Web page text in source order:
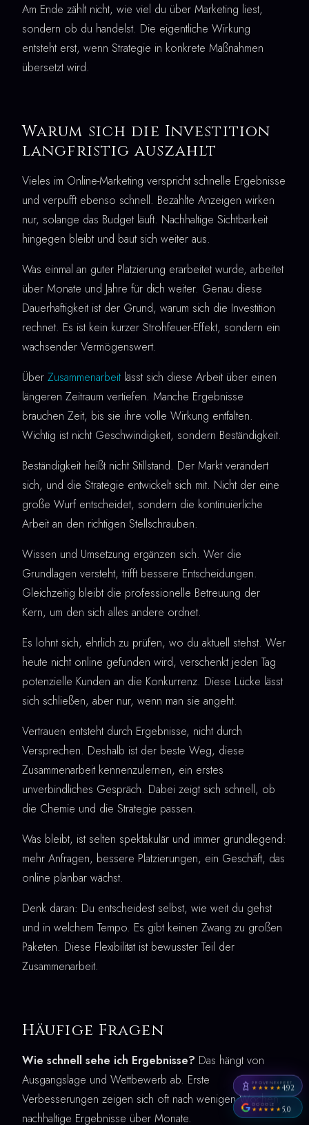
Am Ende zählt nicht, wie viel du über Marketing liest,
sondern ob du handelst. Die eigentliche Wirkung
entsteht erst, wenn Strategie in konkrete Maßnahmen
übersetzt wird.
Warum sich die Investition
langfristig auszahlt
Vieles im Online-Marketing verspricht schnelle Ergebnisse
und verpufft ebenso schnell. Bezahlte Anzeigen wirken
nur, solange das Budget läuft. Nachhaltige Sichtbarkeit
hingegen bleibt und baut sich weiter aus.
Was einmal an guter Platzierung erarbeitet wurde, arbeitet
über Monate und Jahre für dich weiter. Genau diese
Dauerhaftigkeit ist der Grund, warum sich die Investition
rechnet. Es ist kein kurzer Strohfeuer-Effekt, sondern ein
wachsender Vermögenswert.
Über Zusammenarbeit lässt sich diese Arbeit über einen
längeren Zeitraum vertiefen. Manche Ergebnisse
brauchen Zeit, bis sie ihre volle Wirkung entfalten.
Wichtig ist nicht Geschwindigkeit, sondern Beständigkeit.
Beständigkeit heißt nicht Stillstand. Der Markt verändert
sich, und die Strategie entwickelt sich mit. Nicht der eine
große Wurf entscheidet, sondern die kontinuierliche
Arbeit an den richtigen Stellschrauben.
Wissen und Umsetzung ergänzen sich. Wer die
Grundlagen versteht, trifft bessere Entscheidungen.
Gleichzeitig bleibt die professionelle Betreuung der
Kern, um den sich alles andere ordnet.
Es lohnt sich, ehrlich zu prüfen, wo du aktuell stehst. Wer
heute nicht online gefunden wird, verschenkt jeden Tag
potenzielle Kunden an die Konkurrenz. Diese Lücke lässt
sich schließen, aber nur, wenn man sie angeht.
Vertrauen entsteht durch Ergebnisse, nicht durch
Versprechen. Deshalb ist der beste Weg, diese
Zusammenarbeit kennenzulernen, ein erstes
unverbindliches Gespräch. Dabei zeigt sich schnell, ob
die Chemie und die Strategie passen.
Was bleibt, ist selten spektakulär und immer grundlegend:
mehr Anfragen, bessere Platzierungen, ein Geschäft, das
online planbar wächst.
Denk daran: Du entscheidest selbst, wie weit du gehst
und in welchem Tempo. Es gibt keinen Zwang zu großen
Paketen. Diese Flexibilität ist bewusster Teil der
Zusammenarbeit.
Häufige Fragen
Wie schnell sehe ich Ergebnisse? Das hängt von
Ausgangslage und Wettbewerb ab. Erste
Verbesserungen zeigen sich oft nach wenigen Wochen,
nachhaltige Ergebnisse über Monate.
PROVENEXPERT
★★★★★4,92
GOOGLE
★★★★★5,0